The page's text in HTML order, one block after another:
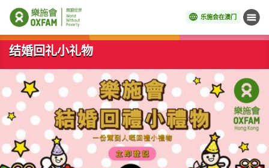
乐施会在澳门 菜单
开始主要内容
结婚回礼小礼物